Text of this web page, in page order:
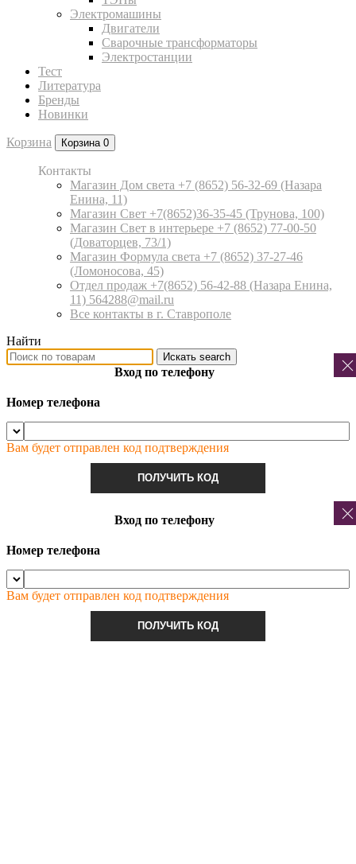
Электромашины
Двигатели
Сварочные трансформаторы
Электростанции
Тест
Литература
Бренды
Новинки
Корзина Корзина 0
Контакты
Магазин Дом света +7 (8652) 56-32-69 (Назара
Енина, 11)
Магазин Свет +7(8652)36-35-45 (Трунова, 100)
Магазин Свет в интерьере +7 (8652) 77-00-50
(Доваторцев, 73/1)
Магазин Формула света +7 (8652) 37-27-46
(Ломоносова, 45)
Отдел продаж +7(8652) 56-42-88 (Назара Енина,
11) 564288@mail.ru
Все контакты в г. Ставрополе
Найти
Искать search
Вход по телефону
Номер телефона
Вам будет отправлен код подтверждения
ПОЛУЧИТЬ КОД
Вход по телефону
Номер телефона
Вам будет отправлен код подтверждения
ПОЛУЧИТЬ КОД